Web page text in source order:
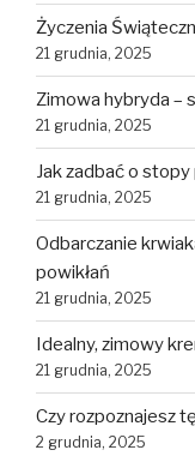
Życzenia
21 grudnia, 2025
Zimowa hybryda –
21 grudnia, 2025
Jak zadbać o
21 grudnia, 2025
Odbarczanie
powikłań
21 grudnia, 2025
Idealny, zimowy
21 grudnia, 2025
Czy rozpoznajesz
2 grudnia, 2025